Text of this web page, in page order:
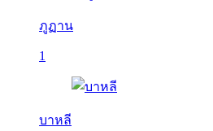
ภูฏาน
1
บาหลี